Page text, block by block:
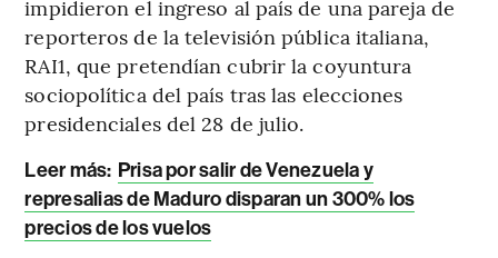
impidieron el ingreso al país de una pareja de
reporteros de la televisión pública italiana,
RAI1, que pretendían cubrir la coyuntura
sociopolítica del país tras las elecciones
presidenciales del 28 de julio.
Leer más: Prisa por salir de Venezuela y
represalias de Maduro disparan un 300% los
precios de los vuelos